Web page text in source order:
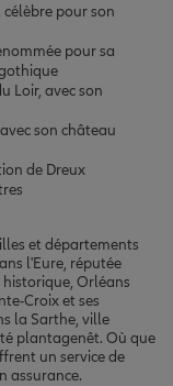
pour son
pour sa
Loir, avec son
son château
de Dreux
et départements
l'Eure, réputée
Orléans
Croix et ses
la Sarthe, ville
plantagenêt. Où que
un service de
assurance.